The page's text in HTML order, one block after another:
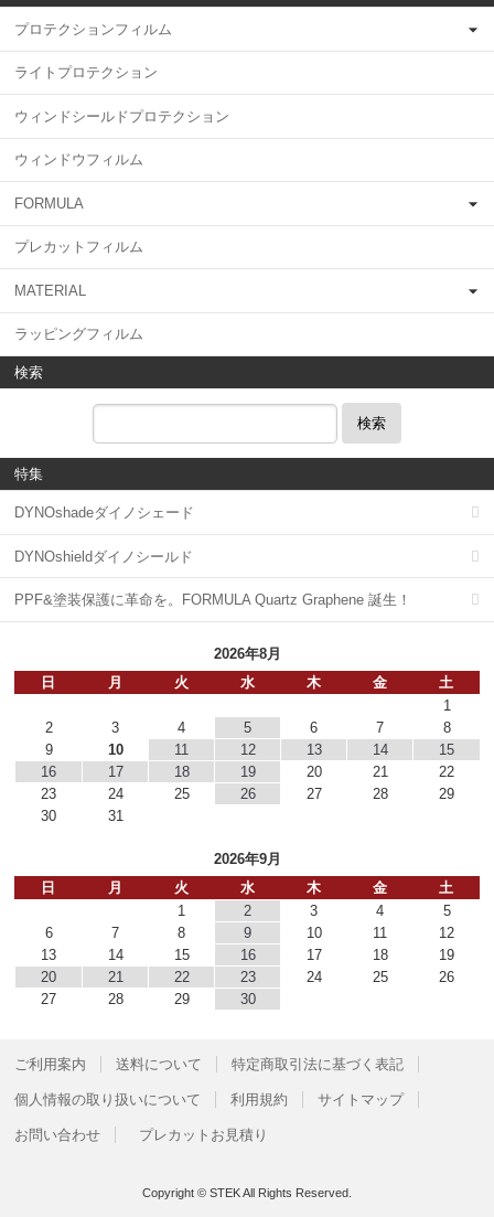
プロテクションフィルム
ライトプロテクション
ウィンドシールドプロテクション
ウィンドウフィルム
FORMULA
プレカットフィルム
MATERIAL
ラッピングフィルム
検索
検索
特集
DYNOshadeダイノシェード
DYNOshieldダイノシールド
PPF&塗装保護に革命を。FORMULA Quartz Graphene 誕生！
2026年8月
日
月 火 水 木 金
土
1
2
3 4 5 6 7
8
9
10 11 12 13 14
15
16
17 18 19 20 21
22
23
24 25 26 27 28
29
30
31
2026年9月
日
月 火 水 木 金
土
1
2 3 4
5
6
7 8 9 10 11
12
13
14 15 16 17 18
19
20
21 22 23 24 25
26
27
28 29 30
ご利用案内 送料について 特定商取引法に基づく表記
個人情報の取り扱いについて 利用規約 サイトマップ
お問い合わせ プレカットお見積り
Copyright © STEK All Rights Reserved.